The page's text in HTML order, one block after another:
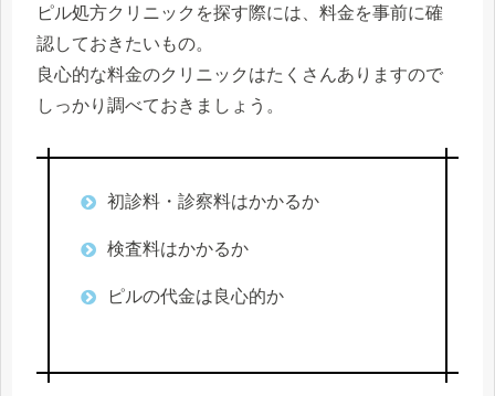
ピル処方クリニックを探す際には、料金を事前に確
認しておきたいもの。
良心的な料金のクリニックはたくさんありますので
しっかり調べておきましょう。
初診料・診察料はかかるか
検査料はかかるか
ピルの代金は良心的か